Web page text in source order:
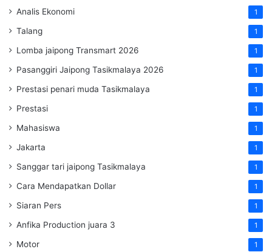
Analis Ekonomi 1
Talang 1
Lomba jaipong Transmart 2026 1
Pasanggiri Jaipong Tasikmalaya 2026 1
Prestasi penari muda Tasikmalaya 1
Prestasi 1
Mahasiswa 1
Jakarta 1
Sanggar tari jaipong Tasikmalaya 1
Cara Mendapatkan Dollar 1
Siaran Pers 1
Anfika Production juara 3 1
Motor 1